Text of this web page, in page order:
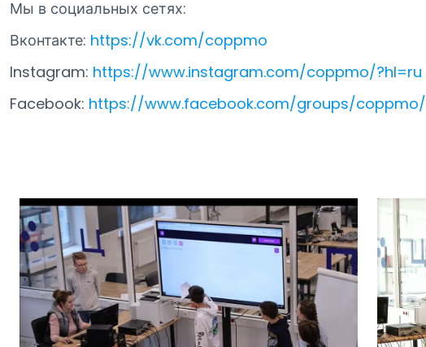
Мы в социальных сетях:
Вконтакте: https://vk.com/coppmo
Instagram: https://www.instagram.com/coppmo/?hl=ru
Facebook: https://www.facebook.com/groups/coppmo/